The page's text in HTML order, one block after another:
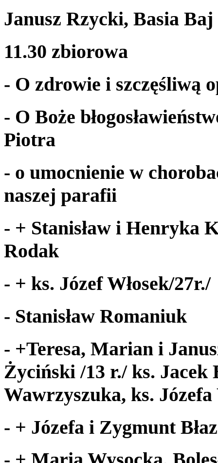
Janusz Rzy­cki, Basia Baj
11.30 zbiorowa
- O zdrowie i szczęśliwą
- O Boże
Piotra
- o umoc­nie­nie w
naszej parafii
- + Stanisław i Hen­ryka
Rodak
- + ks. Józef Włosek/​27r./
- Stanisław Romaniuk
- +Teresa, Mar­ian i
Życiński /​13 r./ ks.
Wawrzyszuka, ks. Józefa
- + Józefa i Zyg­munt